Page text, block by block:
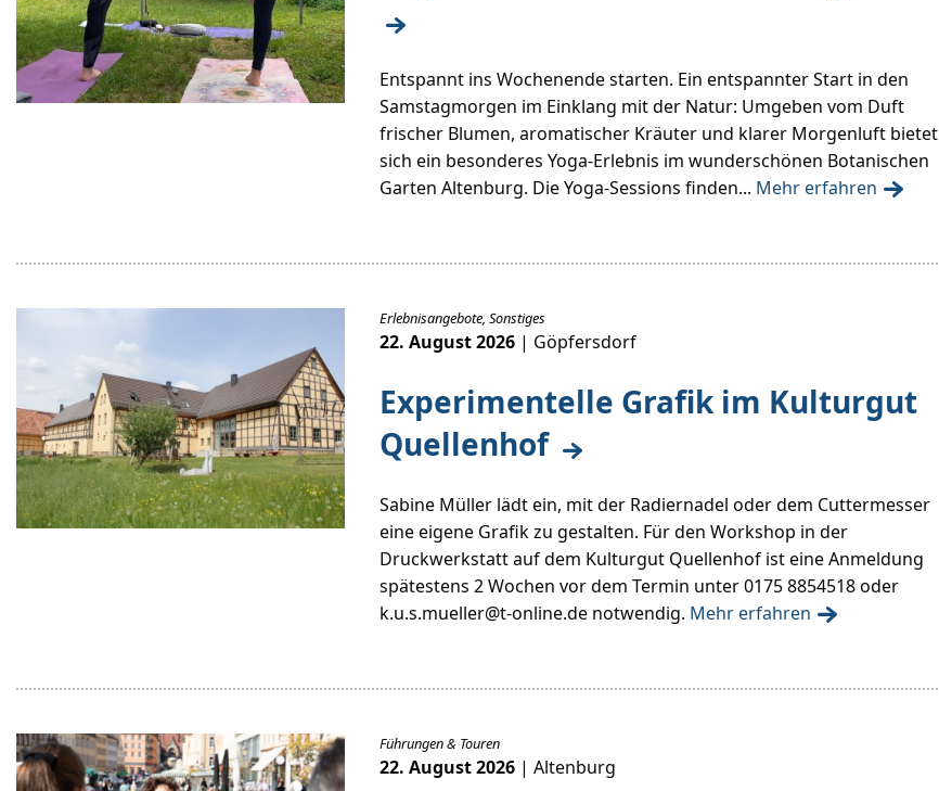
Entspannt ins Wochenende starten. Ein entspannter Start in den
Samstagmorgen im Einklang mit der Natur: Umgeben vom Duft
frischer Blumen, aromatischer Kräuter und klarer Morgenluft bietet
sich ein besonderes Yoga-Erlebnis im wunderschönen Botanischen
Garten Altenburg. Die Yoga-Sessions finden... Mehr erfahren
Experimentelle Grafik im Kulturgut
Quellenhof
Erlebnisangebote, Sonstiges
22. August 2026 | Göpfersdorf
Sabine Müller lädt ein, mit der Radiernadel oder dem Cuttermesser
eine eigene Grafik zu gestalten. Für den Workshop in der
Druckwerkstatt auf dem Kulturgut Quellenhof ist eine Anmeldung
spätestens 2 Wochen vor dem Termin unter 0175 8854518 oder
k.u.s.mueller@t-online.de notwendig. Mehr erfahren
Führungen & Touren
22. August 2026 | Altenburg